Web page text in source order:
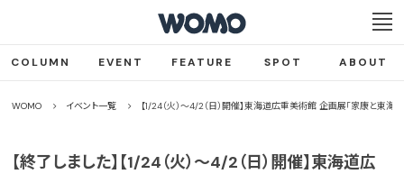
COLUMN EVENT FEATURE SPOT ABOUT
WOMO イベント一覧 【1/24（火）〜4/2（日）開催】東海道広重美術館 企画展「家康と東海
【終了しました】【1/24（火）〜4/2（日）開催】東海道広